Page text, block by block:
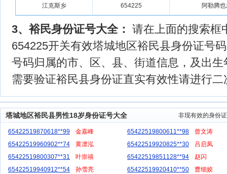
江克斯乡 654225 阿勒腾
3、裕民身份证号大全： 请在上面的搜索框
654225开关有效塔城地区裕民县身份证号
号码归属的市、区、县、街道信息，及出
需要验证裕民县身份证直实有效性请进行二
塔城地区裕民县男性18岁身份证号大全 非现有效的身份
65422519870618**99 金嘉峰 65422519800611**98
曾文涛
65422519960902**74
黄凛泓 65422519920825**30
吕启凤
65422519800307**31
叶崇禧 65422519851128**94
赵闪
65422519940912**54
孙雪亮 65422519920410**50 曹细姣